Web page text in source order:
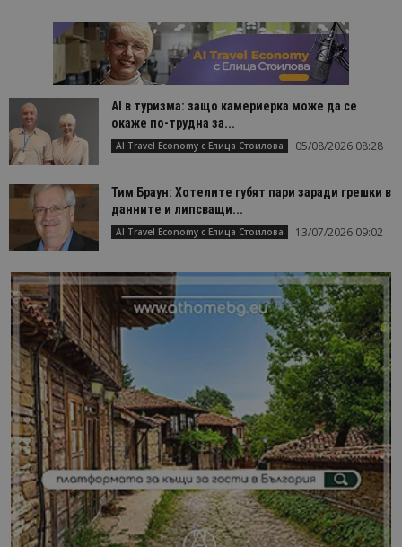
AI в туризма: защо камериерка може да се
окаже по-трудна за...
AI Travel Economy с Елица Стоилова 05/08/2026 08:28
Тим Браун: Хотелите губят пари заради грешки в
данните и липсващи...
AI Travel Economy с Елица Стоилова 13/07/2026 09:02